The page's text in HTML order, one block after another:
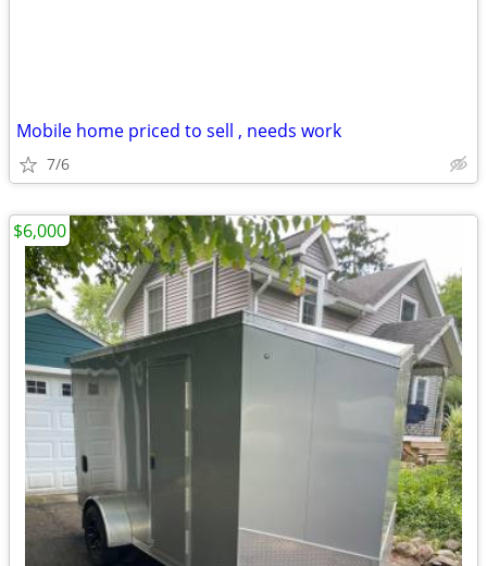
Mobile home priced to sell , needs work
7/6
$6,000